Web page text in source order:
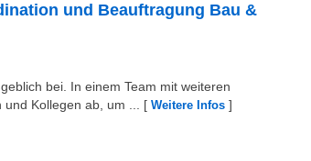
und Beauftragung Bau &
bei. In einem Team mit weiteren
Kollegen ab, um ... [ Weitere Infos ]